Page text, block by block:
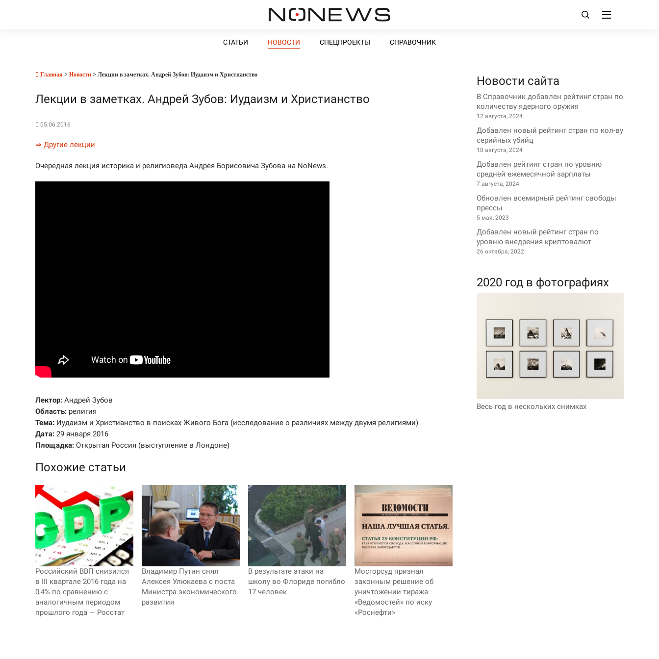
СТАТЬИ НОВОСТИ СПЕЦПРОЕКТЫ СПРАВОЧНИК
Главная > Новости > Лекции в заметках. Андрей Зубов: Иудаизм и Христианство
Лекции в заметках. Андрей Зубов: Иудаизм и Христианство
05.06.2016
⇒ Другие лекции
Очередная лекция историка и религиоведа Андрея Борисовича Зубова на NoNews.
Лектор: Андрей Зубов
Область: религия
Тема: Иудаизм и Христианство в поисках Живого Бога (исследование о различиях между двумя религиями)
Дата: 29 января 2016
Площадка: Открытая Россия (выступление в Лондоне)
Похожие статьи
Российский ВВП снизился
в III квартале 2016 года на
0,4% по сравнению с
аналогичным периодом
прошлого года — Росстат
Владимир Путин снял
Алексея Улюкаева с поста
Министра экономического
развития
В результате атаки на
школу во Флориде погибло
17 человек
Мосгорсуд признал
законным решение об
уничтожении тиража
«Ведомостей» по иску
«Роснефти»
Новости сайта
В Справочник добавлен рейтинг стран по
количеству ядерного оружия
12 августа, 2024
Добавлен новый рейтинг стран по кол-ву
серийных убийц
10 августа, 2024
Добавлен рейтинг стран по уровню
средней ежемесячной зарплаты
7 августа, 2024
Обновлен всемирный рейтинг свободы
прессы
5 мая, 2023
Добавлен новый рейтинг стран по
уровню внедрения криптовалют
26 октября, 2022
2020 год в фотографиях
Весь год в нескольких снимках